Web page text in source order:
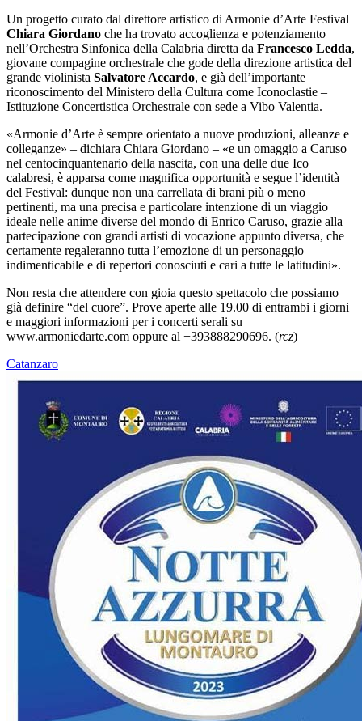
Un progetto curato dal direttore artistico di Armonie d’Arte Festival
Chiara Giordano che ha trovato accoglienza e potenziamento
nell’Orchestra Sinfonica della Calabria diretta da Francesco Ledda,
giovane compagine orchestrale che gode della direzione artistica del
grande violinista Salvatore Accardo, e già dell’importante
riconoscimento del Ministero della Cultura come Iconoclastie –
Istituzione Concertistica Orchestrale con sede a Vibo Valentia.
«Armonie d’Arte è sempre orientato a nuove produzioni, alleanze e
colleganze» – dichiara Chiara Giordano – «e un omaggio a Caruso
nel centocinquantenario della nascita, con una delle due Ico
calabresi, è apparsa come magnifica opportunità e segue l’identità
del Festival: dunque non una carrellata di brani più o meno
pertinenti, ma una precisa e particolare intenzione di un viaggio
ideale nelle anime diverse del mondo di Enrico Caruso, grazie alla
partecipazione con grandi artisti di vocazione appunto diversa, che
certamente regaleranno tutta l’emozione di un personaggio
indimenticabile e di repertori conosciuti e cari a tutte le latitudini».
Non resta che attendere con gioia questo spettacolo che possiamo
già definire “del cuore”. Prove aperte alle 19.00 di entrambi i giorni
e maggiori informazioni per i concerti serali su
www.armoniedarte.com oppure al +393888290696. (rcz)
Catanzaro